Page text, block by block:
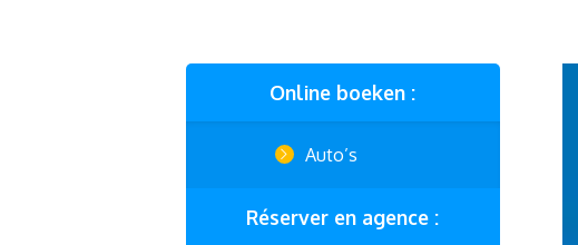
Online boeken :
Auto’s
Réserver en agence :